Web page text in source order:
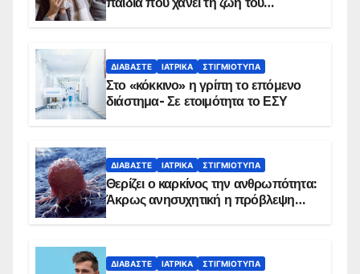
ΔΙΑΒΆΣΤΕ ΙΑΤΡΙΚΆ ΣΤΙΓΜΙΌΤΥΠΑ
Στο «κόκκινο» η γρίπη το επόμενο
διάστημα- Σε ετοιμότητα το ΕΣΥ
ΔΙΑΒΆΣΤΕ ΙΑΤΡΙΚΆ ΣΤΙΓΜΙΌΤΥΠΑ
Θερίζει ο καρκίνος την ανθρωπότητα:
Άκρως ανησυχητική η πρόβλεψη…
ΔΙΑΒΆΣΤΕ ΙΑΤΡΙΚΆ ΣΤΙΓΜΙΌΤΥΠΑ